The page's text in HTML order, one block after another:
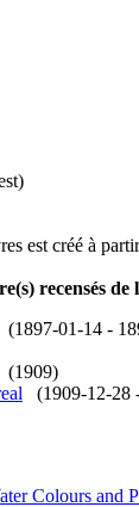
est créé à
recensés
(1897-01-14 -
(1909)
(1909-12-28
Colours and